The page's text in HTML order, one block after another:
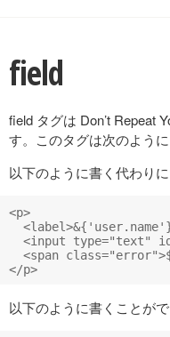
field
field タグは Don’t Repeat
す。このタグは次のよう
以下のように書く代わり
<p>
<input type="text"
<span
以下のように書くことが